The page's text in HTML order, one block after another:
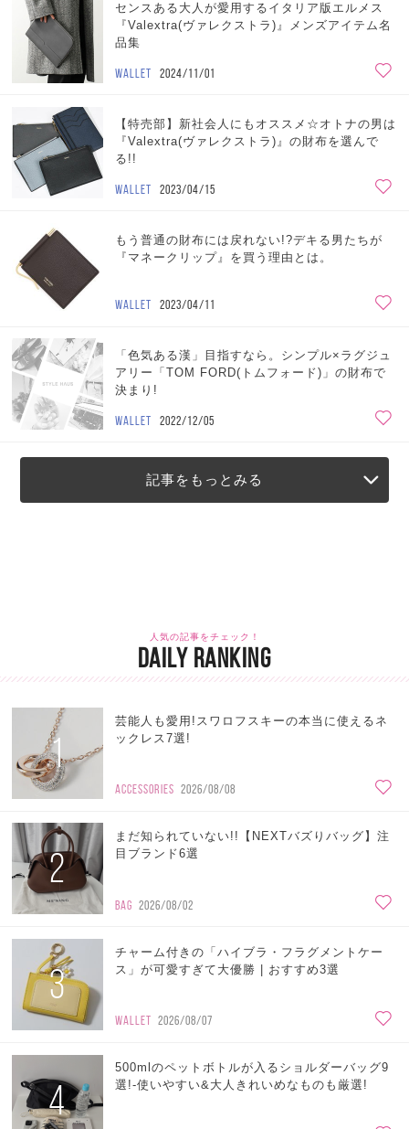
センスある大人が愛用するイタリア版エルメス
『Valextra(ヴァレクストラ)』メンズアイテム名
品集
WALLET 2024/11/01
【特売部】新社会人にもオススメ☆オトナの男は
『Valextra(ヴァレクストラ)』の財布を選んで
る!!
WALLET 2023/04/15
もう普通の財布には戻れない!?デキる男たちが
『マネークリップ』を買う理由とは。
WALLET 2023/04/11
「色気ある漢」目指すなら。シンプル×ラグジュ
アリー「TOM FORD(トムフォード)」の財布で
決まり!
WALLET 2022/12/05
記事をもっとみる
人気の記事をチェック！
DAILY RANKING
1
芸能人も愛用!スワロフスキーの本当に使えるネ
ックレス7選!
ACCESSORIES 2026/08/08
2
まだ知られていない!!【NEXTバズりバッグ】注
目ブランド6選
BAG 2026/08/02
3
チャーム付きの「ハイブラ・フラグメントケー
ス」が可愛すぎて大優勝 | おすすめ3選
WALLET 2026/08/07
4
500mlのペットボトルが入るショルダーバッグ9
選!-使いやすい&大人きれいめなものも厳選!